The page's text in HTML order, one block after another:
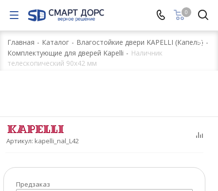
0
Главная - Каталог - Влагостойкие двери KAPELLI (Капель) -
Комплектующие для дверей Kapelli - Наличник
телескопический 90x42 мм
Артикул: kapelli_nal_L42
Предзаказ